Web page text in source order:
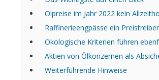
Ölpreise im Jahr 2022 kein
Raffinerieengpässe ein Preistreiber
Ökologische Kriterien führen
Aktien von Ölkonzernen als
Weiterführende Hinweise